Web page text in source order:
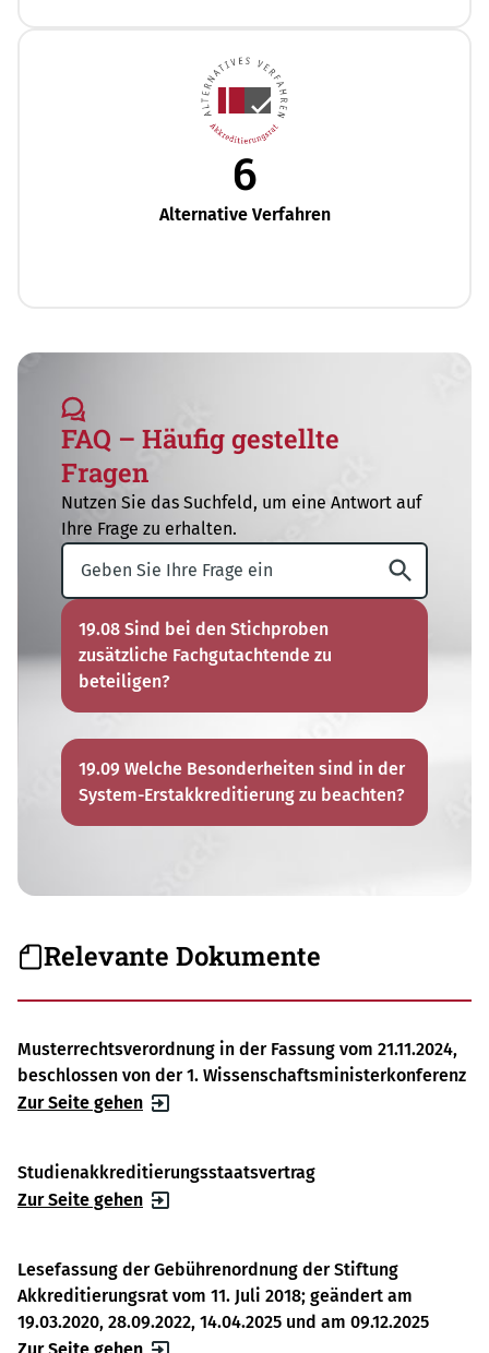
6
Alternative Verfahren
FAQ – Häufig gestellte
Fragen
Nutzen Sie das Suchfeld, um eine Antwort auf
Ihre Frage zu erhalten.
19.08 Sind bei den Stichproben
zusätzliche Fachgutachtende zu
beteiligen?
19.09 Welche Besonderheiten sind in der
System-Erstakkreditierung zu beachten?
Relevante Dokumente
Musterrechtsverordnung in der Fassung vom 21.11.2024,
beschlossen von der 1. Wissenschaftsministerkonferenz
Zur Seite gehen
Studienakkreditierungsstaatsvertrag
Zur Seite gehen
Lesefassung der Gebührenordnung der Stiftung
Akkreditierungsrat vom 11. Juli 2018; geändert am
19.03.2020, 28.09.2022, 14.04.2025 und am 09.12.2025